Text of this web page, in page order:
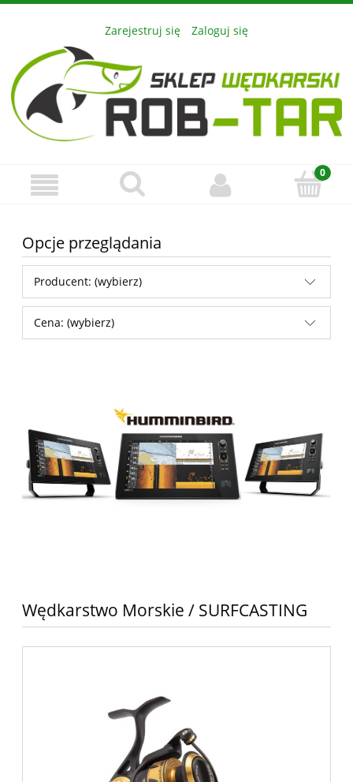
Zarejestruj się Zaloguj się
Opcje przeglądania
Producent: (wybierz)
Cena: (wybierz)
Wędkarstwo Morskie / SURFCASTING